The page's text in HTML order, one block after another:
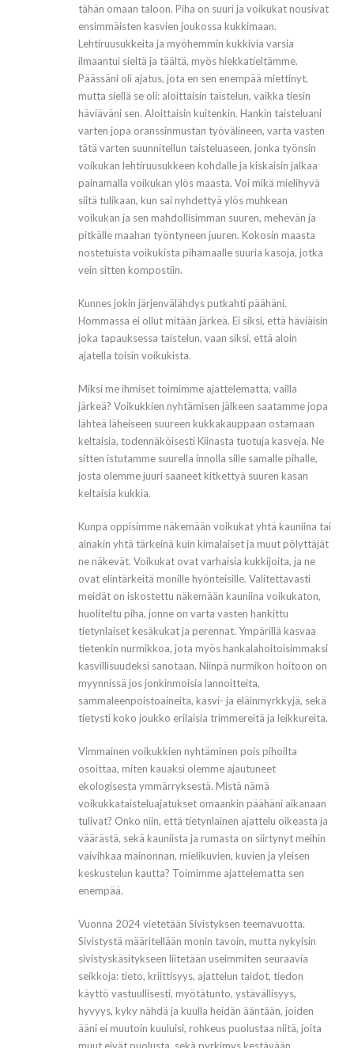
tähän omaan taloon. Piha on suuri ja voikukat nousivat
ensimmäisten kasvien joukossa kukkimaan.
Lehtiruusukkeita ja myöhemmin kukkivia varsia
ilmaantui sieltä ja täältä, myös hiekkatieltämme.
Päässäni oli ajatus, jota en sen enempää miettinyt,
mutta siellä se oli: aloittaisin taistelun, vaikka tiesin
häviäväni sen. Aloittaisin kuitenkin. Hankin taisteluani
varten jopa oranssinmustan työvälineen, varta vasten
tätä varten suunnitellun taisteluaseen, jonka työnsin
voikukan lehtiruusukkeen kohdalle ja kiskaisin jalkaa
painamalla voikukan ylös maasta. Voi mikä mielihyvä
siitä tulikaan, kun sai nyhdettyä ylös muhkean
voikukan ja sen mahdollisimman suuren, mehevän ja
pitkälle maahan työntyneen juuren. Kokosin maasta
nostetuista voikukista pihamaalle suuria kasoja, jotka
vein sitten kompostiin.
Kunnes jokin järjenvälähdys putkahti päähäni.
Hommassa ei ollut mitään järkeä. Ei siksi, että häviäisin
joka tapauksessa taistelun, vaan siksi, että aloin
ajatella toisin voikukista.
Miksi me ihmiset toimimme ajattelematta, vailla
järkeä? Voikukkien nyhtämisen jälkeen saatamme jopa
lähteä läheiseen suureen kukkakauppaan ostamaan
keltaisia, todennäköisesti Kiinasta tuotuja kasveja. Ne
sitten istutamme suurella innolla sille samalle pihalle,
josta olemme juuri saaneet kitkettyä suuren kasan
keltaisia kukkia.
Kunpa oppisimme näkemään voikukat yhtä kauniina tai
ainakin yhtä tärkeinä kuin kimalaiset ja muut pölyttäjät
ne näkevät. Voikukat ovat varhaisia kukkijoita, ja ne
ovat elintärkeitä monille hyönteisille. Valitettavasti
meidät on iskostettu näkemään kauniina voikukaton,
huoliteltu piha, jonne on varta vasten hankittu
tietynlaiset kesäkukat ja perennat. Ympärillä kasvaa
tietenkin nurmikkoa, jota myös hankalahoitoisimmaksi
kasvillisuudeksi sanotaan. Niinpä nurmikon hoitoon on
myynnissä jos jonkinmoisia lannoitteita,
sammaleenpoistoaineita, kasvi- ja eläinmyrkkyjä, sekä
tietysti koko joukko erilaisia trimmereitä ja leikkureita.
Vimmainen voikukkien nyhtäminen pois pihoilta
osoittaa, miten kauaksi olemme ajautuneet
ekologisesta ymmärryksestä. Mistä nämä
voikukkataisteluajatukset omaankin päähäni aikanaan
tulivat? Onko niin, että tietynlainen ajattelu oikeasta ja
väärästä, sekä kauniista ja rumasta on siirtynyt meihin
vaivihkaa mainonnan, mielikuvien, kuvien ja yleisen
keskustelun kautta? Toimimme ajattelematta sen
enempää.
Vuonna 2024 vietetään Sivistyksen teemavuotta.
Sivistystä määritellään monin tavoin, mutta nykyisin
sivistyskäsitykseen liitetään useimmiten seuraavia
seikkoja: tieto, kriittisyys, ajattelun taidot, tiedon
käyttö vastuullisesti, myötätunto, ystävällisyys,
hyvyys, kyky nähdä ja kuulla heidän ääntään, joiden
ääni ei muutoin kuuluisi, rohkeus puolustaa niitä, joita